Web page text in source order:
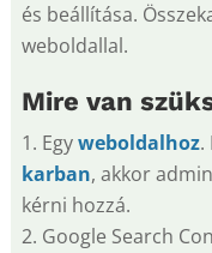
és beállítása.
weboldallal.
Mire van
Egyweboldalhoz.
karban, akkor
kérni hozzá.
Google Search